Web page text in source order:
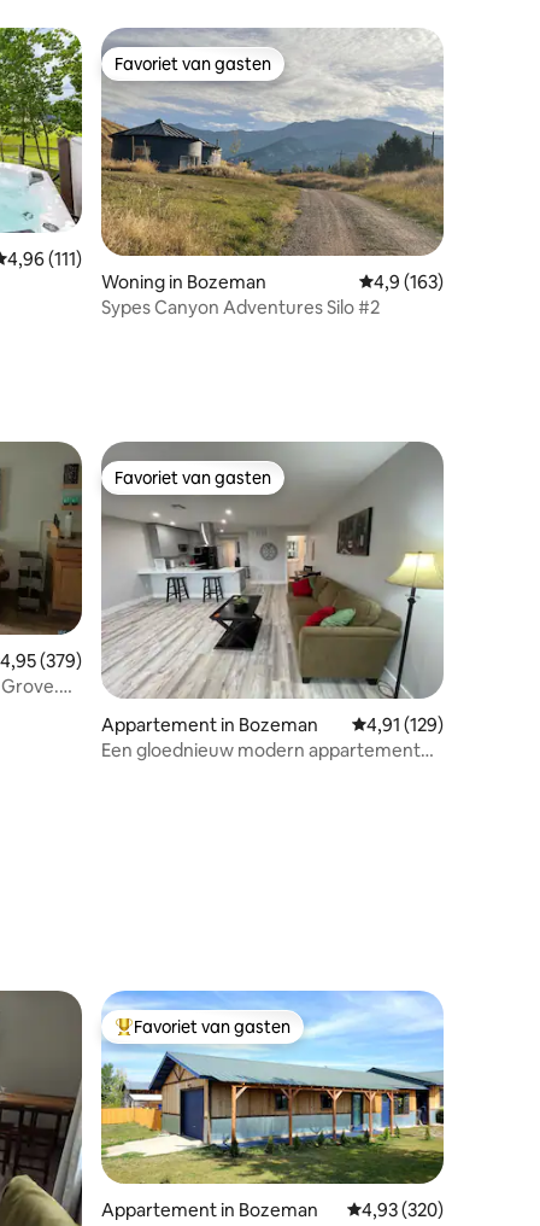
beoordeling van 4,96 uit 5, 111 recensies
4,96 (111)
Favoriet van gasten
Favoriet van gasten
Woning in Bozeman Gemiddelde
4,9 (163)
Sypes Canyon Adventures Silo #2
beoordeling van 4,95 uit 5, 379 recensies
4,95 (379)
Favoriet van gasten
Favoriet van gasten
Appartement in Bozeman Gemiddelde
4,91 (129)
Een gloednieuw modern appartement
Topfavoriet van gasten
Favoriet van gasten
Appartement in Bozeman Gemiddelde
4,93 (320)